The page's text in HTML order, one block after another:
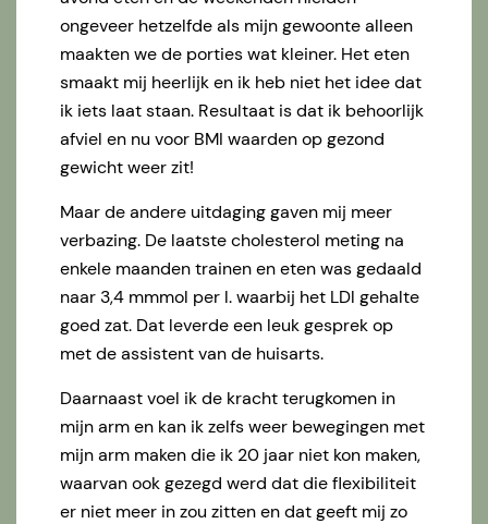
ongeveer hetzelfde als mijn gewoonte alleen
maakten we de porties wat kleiner. Het eten
smaakt mij heerlijk en ik heb niet het idee dat
ik iets laat staan. Resultaat is dat ik behoorlijk
afviel en nu voor BMI waarden op gezond
gewicht weer zit!
Maar de andere uitdaging gaven mij meer
verbazing. De laatste cholesterol meting na
enkele maanden trainen en eten was gedaald
naar 3,4 mmmol per l. waarbij het LDl gehalte
goed zat. Dat leverde een leuk gesprek op
met de assistent van de huisarts.
Daarnaast voel ik de kracht terugkomen in
mijn arm en kan ik zelfs weer bewegingen met
mijn arm maken die ik 20 jaar niet kon maken,
waarvan ook gezegd werd dat die flexibiliteit
er niet meer in zou zitten en dat geeft mij zo